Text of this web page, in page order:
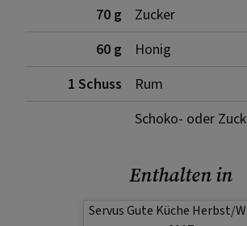
70 g
Zucker
60 g
Honig
1 Schuss
Rum
Schoko- oder
Enthalten in
Servus Gute Küche Herbst/